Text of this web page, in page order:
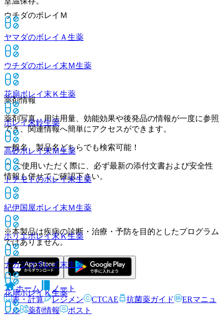
ウチダのボレイＭ
ヤマダのボレイＡ 生薬
ウチダのボレイ末Ｍ生薬
花扇ボレイ末Ｋ 生薬
ボレイ末鈴生薬
高砂ボレイ末Ｍ生薬
トチモトのボレイ末生薬
紀伊国屋ボレイ末Ｍ生薬
ホリエボレイ末Ｋ生薬
ナカジマボレイ末生薬
花扇ボレイＫ生薬
薬剤情報
薬剤写真、用法用量、効能効果や後発品の情報が一度に参照
でき、関連情報へ簡単にアクセスができます。
一般名、製品名どちらでも検索可能！
※ ご使用いただく際に、必ず最新の添付文書および安全性
情報も併せてご確認下さい。
※本製品は疾病の診断・治療・予防を目的としたプログラム
ではありません。
ホーム
ノート
表・計算
レジメン CTCAE 抗菌薬ガイド
ERマニュ
アル
薬剤情報 ポスト